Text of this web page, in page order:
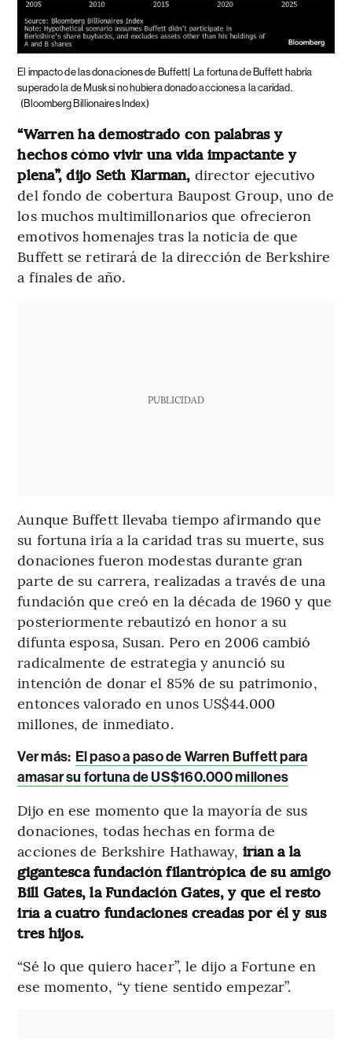
El impacto de las donaciones de Buffett| La fortuna de Buffett habría
superado la de Musk si no hubiera donado acciones a la caridad.
(Bloomberg Billionaires Index)
“Warren ha demostrado con palabras y
hechos cómo vivir una vida impactante y
plena”, dijo Seth Klarman, director ejecutivo
del fondo de cobertura Baupost Group, uno de
los muchos multimillonarios que ofrecieron
emotivos homenajes tras la noticia de que
Buffett se retirará de la dirección de Berkshire
a finales de año.
PUBLICIDAD
Aunque Buffett llevaba tiempo afirmando que
su fortuna iría a la caridad tras su muerte, sus
donaciones fueron modestas durante gran
parte de su carrera, realizadas a través de una
fundación que creó en la década de 1960 y que
posteriormente rebautizó en honor a su
difunta esposa, Susan. Pero en 2006 cambió
radicalmente de estrategia y anunció su
intención de donar el 85% de su patrimonio,
entonces valorado en unos US$44.000
millones, de inmediato.
Ver más: El paso a paso de Warren Buffett para
amasar su fortuna de US$160.000 millones
Dijo en ese momento que la mayoría de sus
donaciones, todas hechas en forma de
acciones de Berkshire Hathaway, irían a la
gigantesca fundación filantrópica de su amigo
Bill Gates, la Fundación Gates, y que el resto
iría a cuatro fundaciones creadas por él y sus
tres hijos.
“Sé lo que quiero hacer”, le dijo a Fortune en
ese momento, “y tiene sentido empezar”.